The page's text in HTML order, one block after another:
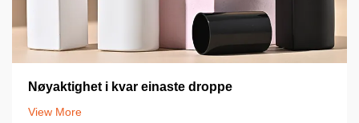
Nøyaktighet i kvar einaste droppe
View More